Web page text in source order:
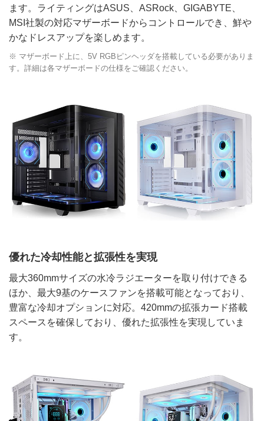
ます。ライティングはASUS、ASRock、GIGABYTE、
MSI社製の対応マザーボードからコントロールでき、鮮や
かなドレスアップを楽しめます。
※ マザーボード上に、5V RGBピンヘッダを搭載している必要がありま
す。詳細は各マザーボードの仕様をご確認ください。
優れた冷却性能と拡張性を実現
最大360mmサイズの水冷ラジエーターを取り付けできる
ほか、最大9基のケースファンを搭載可能となっており、
豊富な冷却オプションに対応。420mmの拡張カード搭載
スペースを確保しており、優れた拡張性を実現していま
す。